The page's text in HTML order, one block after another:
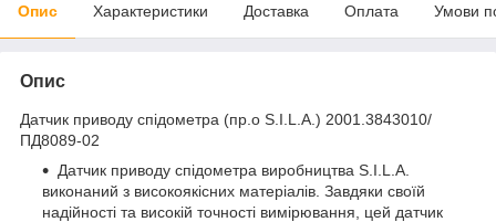
Опис Характеристики Доставка Оплата Умови
Опис
Датчик приводу спідометра (пр.о S.I.L.A.) 2001.3843010/
ПД8089-02
Датчик приводу спідометра виробництва S.I.L.A.
виконаний з високоякісних матеріалів. Завдяки своїй
надійності та високій точності вимірювання, цей датчик